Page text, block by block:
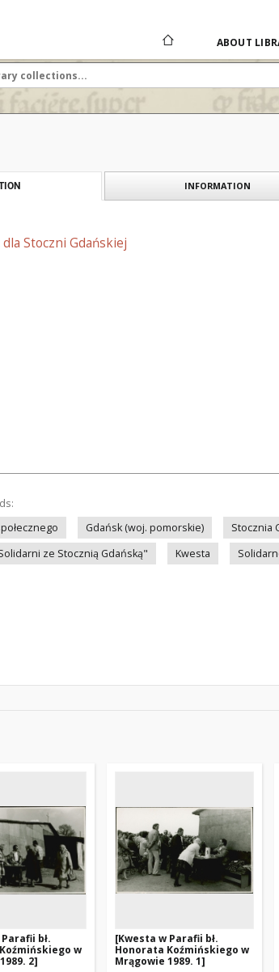
ABOUT
INFORMATION
dla Stoczni Gdańskiej
Gdańsk (woj. pomorskie) Stocznia
ze Stocznią Gdańską"
Kwesta
bł.
w
2]
[Kwesta w Parafii bł.
Honorata Koźmińskiego w
Mrągowie 1989. 1]